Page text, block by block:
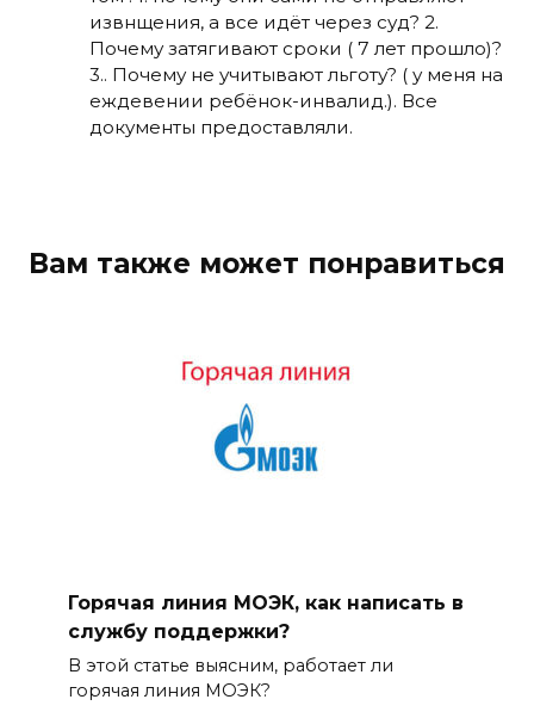
извнщения, а все идёт через суд? 2.
Почему затягивают сроки ( 7 лет прошло)?
3.. Почему не учитывают льготу? ( у меня на
еждевении ребёнок-инвалид.). Все
документы предоставляли.
Вам также может понравиться
Горячая линия МОЭК, как написать в
службу поддержки?
В этой статье выясним, работает ли
горячая линия МОЭК?